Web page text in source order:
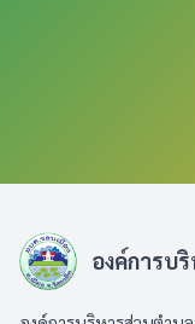
องค์การบ